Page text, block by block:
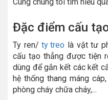
Đặc điểm cấu
Ty ren/ty treo là vật tư
cấu tạo thẳng được tiện
dùng để gắn kết các kết
hệ thống thang máng
phòng cháy chữa cháy,...